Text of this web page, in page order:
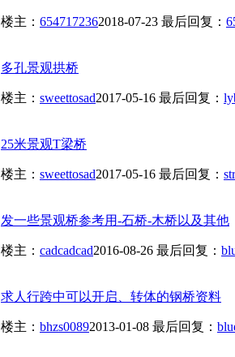
楼主： 6547172362018-07-23 最后回复：
多孔景观拱桥
楼主： sweettosad2017-05-16 最后回复：
25米景观T梁桥
楼主： sweettosad2017-05-16 最后回复：
发一些景观桥参考用-石桥-木桥以及其他
楼主： cadcadcad2016-08-26 最后回复：
求人行跨中可以开启、转体的钢桥资料
楼主： bhzs00892013-01-08 最后回复：